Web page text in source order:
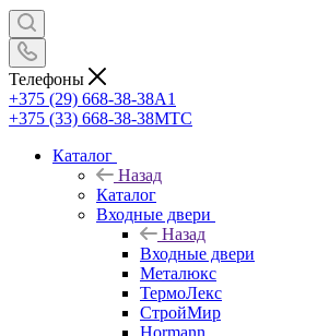
Телефоны
+375 (29) 668-38-38A1
+375 (33) 668-38-38МТС
Каталог
Назад
Каталог
Входные двери
Назад
Входные двери
Металюкс
ТермоЛекс
СтройМир
Hormann